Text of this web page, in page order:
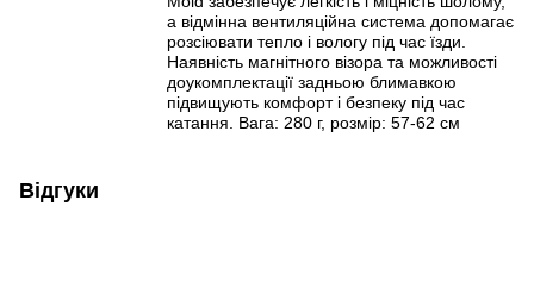
а відмінна вентиляційна система допомагає
розсіювати тепло і вологу під час їзди.
Наявність магнітного візора та можливості
доукомплектації задньою блимавкою
підвищують комфорт і безпеку під час
катання. Вага: 280 г, розмір: 57-62 см
Відгуки